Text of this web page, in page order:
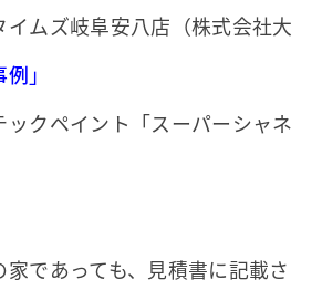
ムズ岐阜安八店（株式会社大
例 」
クペイント「スーパーシャネ
であっても、見積書に記載さ